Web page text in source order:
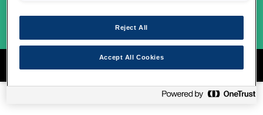
Reject All
Accept All Cookies